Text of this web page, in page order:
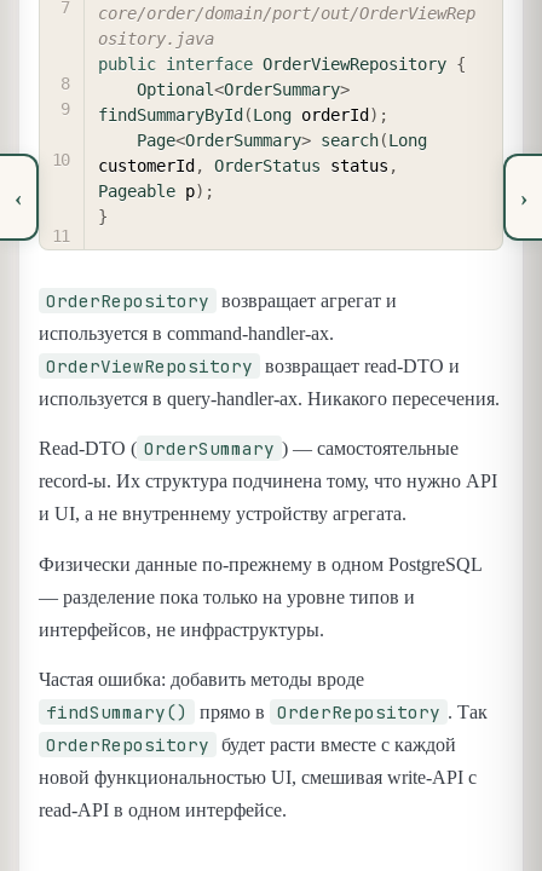
‹
core/order/domain/port/out/OrderViewRep
ository.java
public interface OrderViewRepository {
Optional<OrderSummary>
findSummaryById (Long orderId ) ;
Page<OrderSummary> search(Long
customerId , OrderStatus status ,
Pageable p) ;
}
OrderRepository
возвращает агрегат и
используется в command-handler-ах.
OrderViewRepository
возвращает read-DTO и
используется в query-handler-ах. Никакого пересечения.
Read-DTO ( OrderSummary ) — самостоятельные
record-ы. Их структура подчинена тому, что нужно API
и UI, а не внутреннему устройству агрегата.
Физически данные по-прежнему в одном PostgreSQL
— разделение пока только на уровне типов и
интерфейсов, не инфраструктуры.
Частая ошибка: добавить методы вроде
findSummary() прямо в OrderRepository . Так
OrderRepository
будет расти вместе с каждой
новой функциональностью UI, смешивая write-API с
read-API в одном интерфейсе.
›